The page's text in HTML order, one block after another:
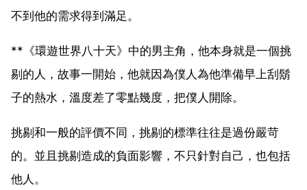
不到他的需求得到滿足。
**《環遊世界八十天》中的男主角，他本身就是一個挑
剔的人，故事一開始，他就因為僕人為他準備早上刮鬍
子的熱水，溫度差了零點幾度，把僕人開除。
挑剔和一般的評價不同，挑剔的標準往往是過份嚴苛
的。並且挑剔造成的負面影響，不只針對自己，也包括
他人。